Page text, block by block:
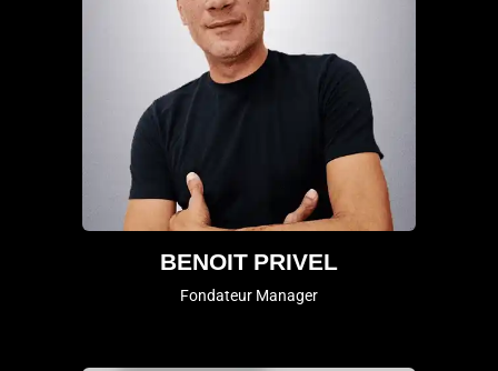
BENOIT PRIVEL
Fondateur Manager